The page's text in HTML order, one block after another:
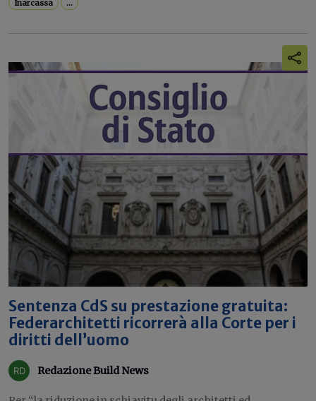
Inarcassa
...
Sentenza CdS su prestazione gratuita:
Federarchitetti ricorrerà alla Corte per i
diritti dell’uomo
Redazione Build News